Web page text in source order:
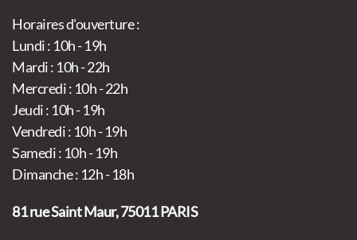
Horaires d'ouverture :
Lundi : 10h - 19h
Mardi : 10h - 22h
Mercredi : 10h - 22h
Jeudi : 10h - 19h
Vendredi : 10h - 19h
Samedi : 10h - 19h
Dimanche : 12h - 18h
81 rue Saint Maur, 75011 PARIS